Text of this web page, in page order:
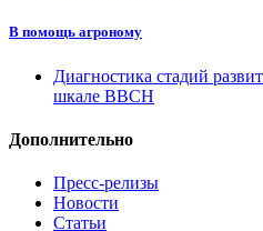
В помощь агроному
Диагностика стадий
шкале ВВСН
Дополнительно
Пресс-релизы
Новости
Статьи